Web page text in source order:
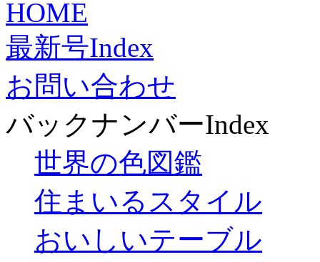
HOME
最新号Index
お問い合わせ
バックナンバーIndex
世界の色図鑑
住まいるスタイル
おいしいテーブル